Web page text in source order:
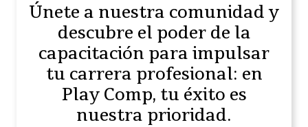
Únete a nuestra comunidad y
descubre el poder de la
capacitación para impulsar
tu carrera profesional: en
Play Comp, tu éxito es
nuestra prioridad.